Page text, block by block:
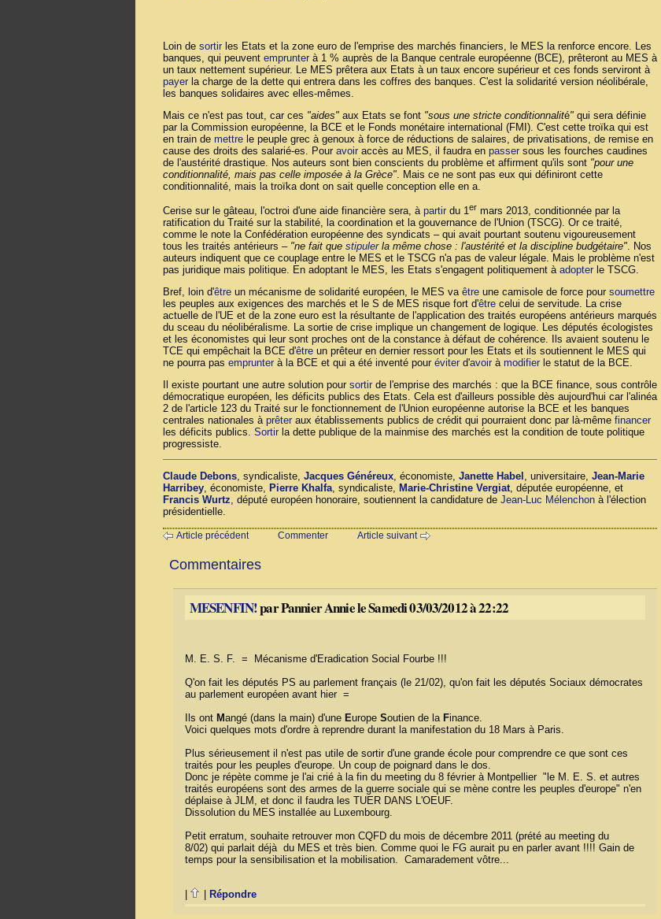
Loin de sortirles Etats et la zone euro de l'emprise des marchés financiers, le MES la renforce encore. Les
banques, qui peuvent emprunterà 1 % auprès de la Banque centrale européenne (BCE), prêteront au MES à
un taux nettement supérieur. Le MES prêtera aux Etats à un taux encore supérieur et ces fonds serviront à
payerla charge de la dette qui entrera dans les coffres des banques. C'est la solidarité version néolibérale,
les banques solidaires avec elles-mêmes.
Mais ce n'est pas tout, car ces "aides" aux Etats se font "sous une stricte conditionnalité" qui sera définie
par la Commission européenne, la BCE et le Fonds monétaire international (FMI). C'est cette troïka qui est
en train de mettre le peuple grec à genoux à force de réductions de salaires, de privatisations, de remise en
cause des droits des salarié-es. Pour avoiraccès au MES, il faudra en passersous les fourches caudines
de l'austérité drastique. Nos auteurs sont bien conscients du problème et affirment qu'ils sont "pour une
conditionnalité, mais pas celle imposée à la Grèce". Mais ce ne sont pas eux qui définiront cette
conditionnalité, mais la troïka dont on sait quelle conception elle en a.
Cerise sur le gâteau, l'octroi d'une aide financière sera, à partirdu 1er mars 2013, conditionnée par la
ratification du Traité sur la stabilité, la coordination et la gouvernance de l'Union (TSCG). Or ce traité,
comme le note la Confédération européenne des syndicats – qui avait pourtant soutenu vigoureusement
tous les traités antérieurs – "ne fait que stipulerla même chose : l'austérité et la discipline budgétaire". Nos
auteurs indiquent que ce couplage entre le MES et le TSCG n'a pas de valeur légale. Mais le problème n'est
pas juridique mais politique. En adoptant le MES, les Etats s'engagent politiquement à adopterle TSCG.
Bref, loin d'être un mécanisme de solidarité européen, le MES va être une camisole de force pour soumettre
les peuples aux exigences des marchés et le S de MES risque fort d'être celui de servitude. La crise
actuelle de l'UE et de la zone euro est la résultante de l'application des traités européens antérieurs marqués
du sceau du néolibéralisme. La sortie de crise implique un changement de logique. Les députés écologistes
et les économistes qui leur sont proches ont de la constance à défaut de cohérence. Ils avaient soutenu le
TCE qui empêchait la BCE d'être un prêteur en dernier ressort pour les Etats et ils soutiennent le MES qui
ne pourra pas emprunterà la BCE et qui a été inventé pour éviterd'avoirà modifierle statut de la BCE.
Il existe pourtant une autre solution pour sortirde l'emprise des marchés : que la BCE finance, sous contrôle
démocratique européen, les déficits publics des Etats. Cela est d'ailleurs possible dès aujourd'hui car l'alinéa
2 de l'article 123 du Traité sur le fonctionnement de l'Union européenne autorise la BCE et les banques
centrales nationales à prêteraux établissements publics de crédit qui pourraient donc par là-même financer
les déficits publics. Sortirla dette publique de la mainmise des marchés est la condition de toute politique
progressiste.
Claude Debons, syndicaliste, Jacques Généreux, économiste, Janette Habel , universitaire, Jean-Marie
Harribey, économiste, Pierre Khalfa, syndicaliste, Marie-Christine Vergiat, députée européenne, et
Francis Wurtz, député européen honoraire, soutiennent la candidature de Jean-Luc Mélenchon à l'élection
présidentielle.
Article précédent Commenter Article suivant
Commentaires
MESENFIN!par Pannier Annie le Samedi 03/03/2012 à 22:22
M. E. S. F. = Mécanisme d'Eradication Social Fourbe !!!
Q'on fait les députés PS au parlement français (le 21/02), qu'on fait les députés Sociaux démocrates
au parlement européen avant hier =
Ils ont Mangé (dans la main) d'une Europe Soutien de la Finance.
Voici quelques mots d'ordre à reprendre durant la manifestation du 18 Mars à Paris.
Plus sérieusement il n'est pas utile de sortir d'une grande école pour comprendre ce que sont ces
traités pour les peuples d'europe. Un coup de poignard dans le dos.
Donc je répète comme je l'ai crié à la fin du meeting du 8 février à Montpellier "le M. E. S. et autres
traités européens sont des armes de la guerre sociale qui se mène contre les peuples d'europe" n'en
déplaise à JLM, et donc il faudra les TUER DANS L'OEUF.
Dissolution du MES installée au Luxembourg.
Petit erratum, souhaite retrouver mon CQFD du mois de décembre 2011 (prété au meeting du
8/02) qui parlait déjà du MES et très bien. Comme quoi le FG aurait pu en parler avant !!!! Gain de
temps pour la sensibilisation et la mobilisation. Camaradement vôtre...
Répondre